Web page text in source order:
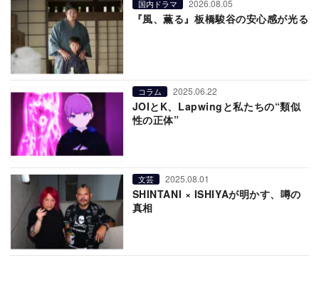
国内ドラマ 2026.08.05
『風、薫る』板橋駿谷の安心感が光る
コラム 2025.06.22
JOIとK、Lapwingと私たちの“類似
性の正体”
文芸 2025.08.01
SHINTANI × ISHIYAが明かす、噂の
真相